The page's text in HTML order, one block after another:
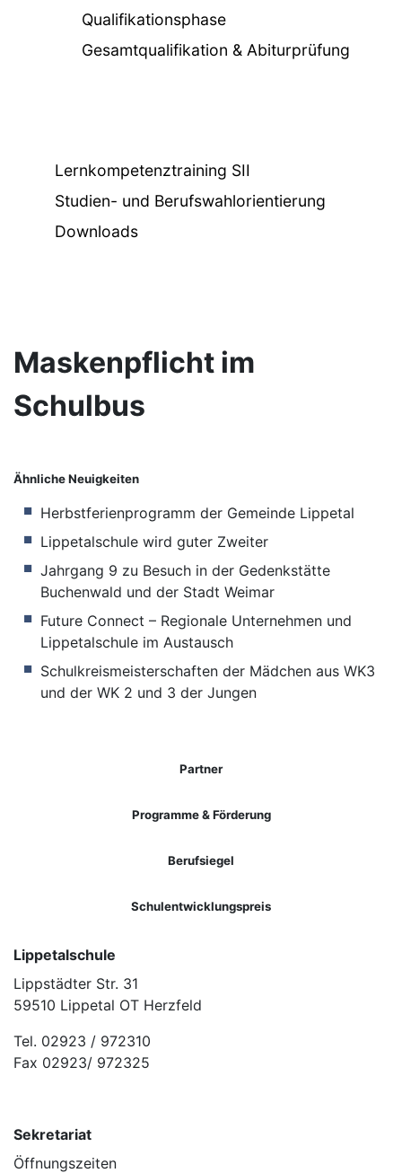
Qualifikationsphase
Gesamtqualifikation & Abiturprüfung
Lernkompetenztraining SII
Studien- und Berufswahlorientierung
Downloads
Maskenpflicht im
Schulbus
Ähnliche Neuigkeiten
Herbstferienprogramm der Gemeinde Lippetal
Lippetalschule wird guter Zweiter
Jahrgang 9 zu Besuch in der Gedenkstätte
Buchenwald und der Stadt Weimar
Future Connect – Regionale Unternehmen und
Lippetalschule im Austausch
Schulkreismeisterschaften der Mädchen aus WK3
und der WK 2 und 3 der Jungen
Partner
Programme & Förderung
Berufsiegel
Schulentwicklungspreis
Lippetalschule
Lippstädter Str. 31
59510 Lippetal OT Herzfeld
Tel. 02923 / 972310
Fax 02923/ 972325
Sekretariat
Öffnungszeiten